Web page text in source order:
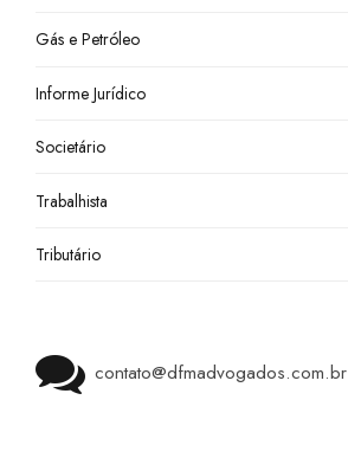
Gás e Petróleo
Informe Jurídico
Societário
Trabalhista
Tributário
contato@dfmadvogados.com.br